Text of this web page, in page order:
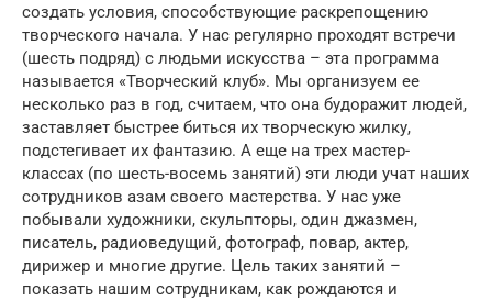
создать условия, способствующие раскрепощению
творческого начала. У нас регулярно проходят встречи
(шесть подряд) с людьми искусства – эта программа
называется «Творческий клуб». Мы организуем ее
несколько раз в год, считаем, что она будоражит людей,
заставляет быстрее биться их творческую жилку,
подстегивает их фантазию. А еще на трех мастер-
классах (по шесть-восемь занятий) эти люди учат наших
сотрудников азам своего мастерства. У нас уже
побывали художники, скульпторы, один джазмен,
писатель, радиоведущий, фотограф, повар, актер,
дирижер и многие другие. Цель таких занятий –
показать нашим сотрудникам, как рождаются и